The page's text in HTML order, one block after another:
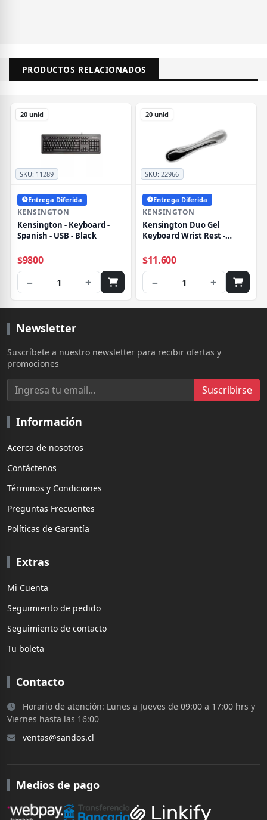
PRODUCTOS RELACIONADOS
SKU: 11289
20 unid
Entrega Diferida
KENSINGTON
Kensington - Keyboard -
Spanish - USB - Black
$9800
− 1 +
SKU:22966
20 unid
Entrega Diferida
KENSINGTON
Kensington Duo Gel
Keyboard Wrist Rest -
negro - Conforme a la TAA
$11.600
− 1 +
Newsletter
Suscríbete a nuestro newsletter para recibir ofertas y
promociones
Suscribirse
Información
Acerca de nosotros
Contáctenos
Términos y Condiciones
Preguntas Frecuentes
Políticas de Garantía
Extras
Mi Cuenta
Seguimiento de pedido
Seguimiento de contacto
Tu boleta
Contacto
Horario de atención: Lunes a Jueves de 09:00 a 17:00 hrs y
Viernes hasta las 16:00
ventas@sandos.cl
Medios de pago